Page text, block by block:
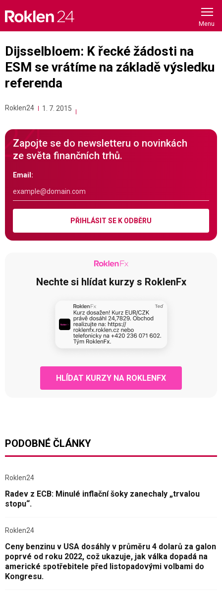
content
Dijsselbloem: K řecké žádosti na
ESM se vrátíme na základě výsledku
referenda
Roklen24 1. 7. 2015
Zapojte se do newsletteru o novinkách
ze světa finančních trhů.
Email:
PŘIHLÁSIT SE K ODBĚRU
Nechte si hlídat kurzy s RoklenFx
HLÍDAT KURZY NA ROKLENFX
PODOBNÉ ČLÁNKY
Roklen24
Radev z ECB: Minulé inflační šoky zanechaly „trvalou
stopu“.
Roklen24
Ceny benzinu v USA dosáhly v průměru 4 dolarů za galon
poprvé od roku 2022, což ukazuje, jak válka dopadá na
americké spotřebitele před listopadovými volbami do
Kongresu.